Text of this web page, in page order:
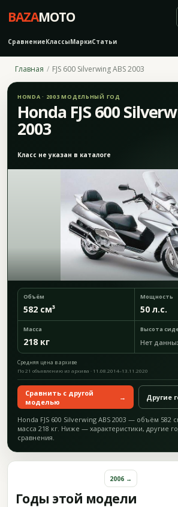
BAZAMOTO
СравнениеКлассыМаркиСтатьи
Главная FJS 600 Silverwing ABS 2003
HONDA · 2003 МОДЕЛЬНЫЙ ГОД
Honda FJS 600
2003
Класс не указан в каталоге
Объём
582 см³
Мощность
50 л.с.
Масса
218 кг
Высота
Нет
Средняя цена в архиве
По 21 объявлению из архива · 11.08.2014–13.11.2020
Сравнить с другой
моделью
→ Другие
Honda FJS 600 Silverwing ABS 2003 — объём 582
масса 218 кг. Ниже — характеристики, другие
сравнения.
Годы этой модели
2006 →